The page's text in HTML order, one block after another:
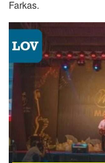
Farkas.